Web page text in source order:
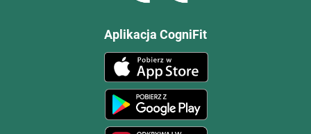
Aplikacja CogniFit